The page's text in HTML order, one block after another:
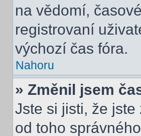
na vědomí,
registrovaní
výchozí čas fóra.
Nahoru
» Změnil jsem
Jste si jisti, že
od toho